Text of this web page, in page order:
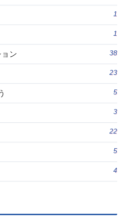
1
1
ン 38
23
5
3
22
5
4